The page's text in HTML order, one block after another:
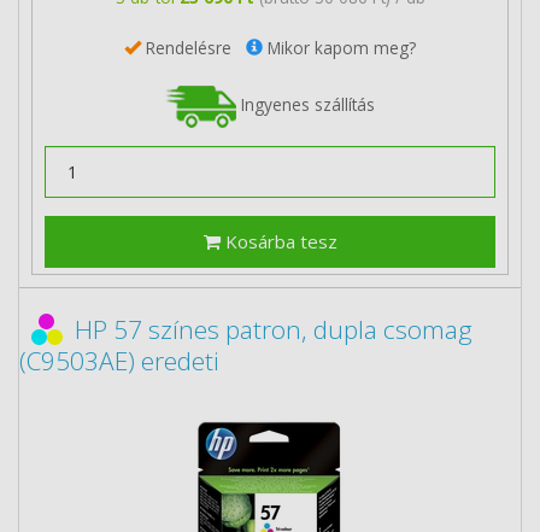
Rendelésre Mikor kapom meg?
Ingyenes szállítás
Kosárba tesz
HP 57 színes patron, dupla csomag
(C9503AE) eredeti